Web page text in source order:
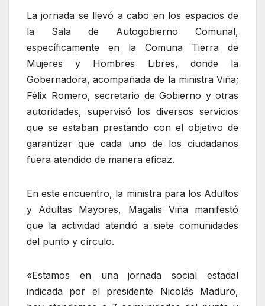
La jornada se llevó a cabo en los espacios de
la Sala de Autogobierno Comunal,
específicamente en la Comuna Tierra de
Mujeres y Hombres Libres, donde la
Gobernadora, acompañada de la ministra Viña;
Félix Romero, secretario de Gobierno y otras
autoridades, supervisó los diversos servicios
que se estaban prestando con el objetivo de
garantizar que cada uno de los ciudadanos
fuera atendido de manera eficaz.
En este encuentro, la ministra para los Adultos
y Adultas Mayores, Magalis Viña manifestó
que la actividad atendió a siete comunidades
del punto y círculo.
«Estamos en una jornada social estadal
indicada por el presidente Nicolás Maduro,